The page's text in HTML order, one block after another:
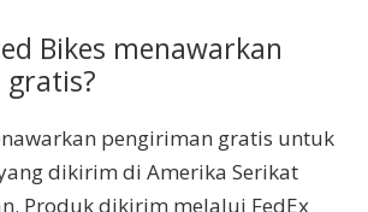
Bikes menawarkan
pengiriman gratis untuk
dikirim di Amerika Serikat
Produk dikirim melalui FedEx